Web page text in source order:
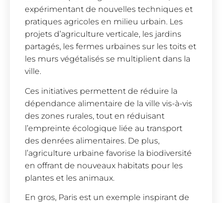
expérimentant de nouvelles techniques et
pratiques agricoles en milieu urbain. Les
projets d’agriculture verticale, les jardins
partagés, les fermes urbaines sur les toits et
les murs végétalisés se multiplient dans la
ville.
Ces initiatives permettent de réduire la
dépendance alimentaire de la ville vis-à-vis
des zones rurales, tout en réduisant
l’empreinte écologique liée au transport
des denrées alimentaires. De plus,
l’agriculture urbaine favorise la biodiversité
en offrant de nouveaux habitats pour les
plantes et les animaux.
En gros, Paris est un exemple inspirant de